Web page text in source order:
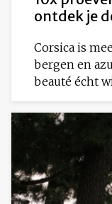
ontdek je
Corsica is
bergen en
beauté écht